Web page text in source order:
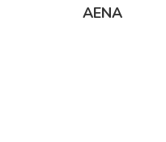
AENA